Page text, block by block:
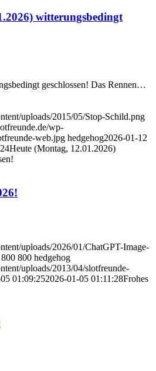
witterungsbedingt
geschlossen! Das Rennen…
uploads/2015/05/Stop-Schild.png
wp-
web.jpg hedgehog2026-01-12
Heute (Montag, 12.01.2026)
uploads/2026/01/ChatGPT-Image-
800 800 hedgehog
uploads/2013/04/slotfreunde-
01:09:252026-01-05 01:11:28Frohes